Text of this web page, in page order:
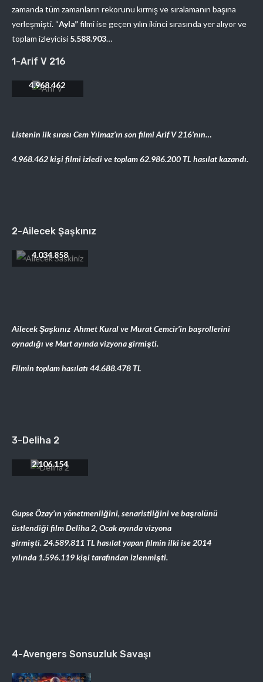
zamanda tüm zamanların rekorunu kırmış ve sıralamanın başına
yerleşmişti. “Ayla”filmi ise geçen yılın ikinci sırasında yer alıyor ve
toplam izleyicisi 5.588.903…
1-Arif V 216
4.968.462
Listenin ilk sırası Cem Yılmaz’ın son filmi Arif V 216’nın…
4.968.462 kişi filmi izledi ve toplam62.986.200 TL hasılat kazandı.
2-Ailecek Şaşkınız
4.034.858
Ailecek Şaşkınız Ahmet Kural ve Murat Cemcir’in başrollerini
oynadığı ve Mart ayında vizyona girmişti.
Filmin toplam hasılatı 44.688.478 TL
3-Deliha 2
2.106.154
Gupse Özay’ın yönetmenliğini, senaristliğini ve başrolünü
üstlendiği film Deliha 2, Ocak ayında vizyona
girmişti.24.589.811 TL hasılat yapan filmin ilki ise 2014
yılında 1.596.119 kişi tarafından izlenmişti.
4-Avengers Sonsuzluk Savaşı